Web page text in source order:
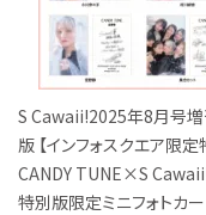
S Cawaii!2025年8月号増
版 【インフォスクエア限定
CANDY TUNE×S
特別版限定ミニフォトカー